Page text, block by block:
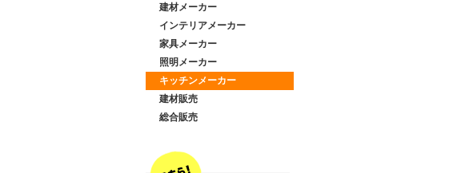
建材メーカー
インテリアメーカー
家具メーカー
照明メーカー
キッチンメーカー
建材販売
総合販売